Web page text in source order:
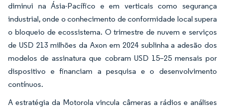
diminui na Ásia-Pacífico e em verticais como segurança
industrial, onde o conhecimento de conformidade local supera
o bloqueio de ecossistema. O trimestre de nuvem e serviços
de USD 213 milhões da Axon em 2024 sublinha a adesão dos
modelos de assinatura que cobram USD 15–25 mensais por
dispositivo e financiam a pesquisa e o desenvolvimento
contínuos.
A estratégia da Motorola vincula câmeras a rádios e análises